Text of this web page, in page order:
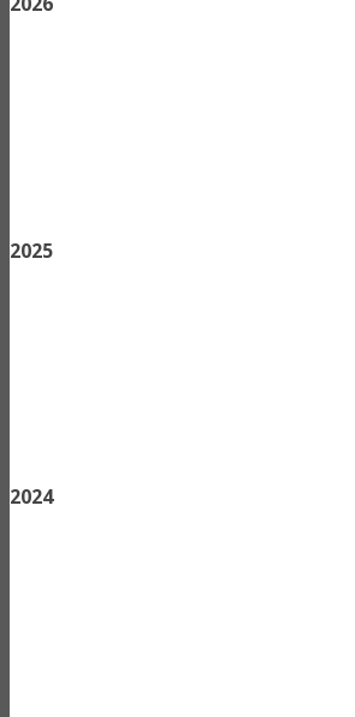
2025
2024